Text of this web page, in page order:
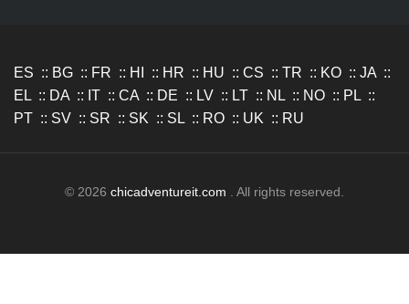
ES :: BG :: FR :: HI :: HR :: HU :: CS :: TR :: KO :: JA ::
EL :: DA :: IT :: CA :: DE :: LV :: LT :: NL :: NO :: PL ::
PT :: SV :: SR :: SK :: SL :: RO :: UK :: RU
© 2026 chicadventureit.com . All rights reserved.